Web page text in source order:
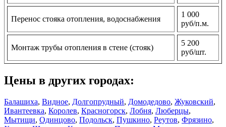
Перенос стояка отопления, водоснабжения
1 000
руб/п.м.
Монтаж трубы отопления в стене (стояк)
5 200
руб/шт.
Цены в других городах:
Балашиха, Видное, Долгопрудный, Домодедово, Жуковский,
Ивантеевка, Королев, Красногорск, Лобня, Люберцы,
Мытищи, Одинцово, Подольск, Пушкино, Реутов, Фрязино,